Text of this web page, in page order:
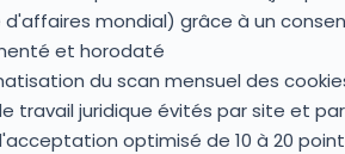
d'affaires mondial) grâce à un
et horodaté
du scan mensuel des
travail juridique évités par site et
optimisé de 10 à 20